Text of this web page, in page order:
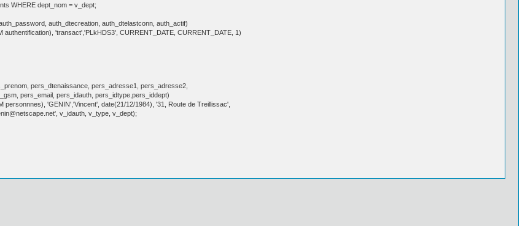
WHERE dept_nom = v_dept;
auth_dtecreation, auth_dtelastconn, auth_actif)
authentification), 'transact','PLkHDS3', CURRENT_DATE, CURRENT_DATE, 1)
pers_dtenaissance, pers_adresse1, pers_adresse2,
pers_email, pers_idauth, pers_idtype,pers_iddept)
personnnes), 'GENIN','Vincent', date(21/12/1984), '31, Route de Treillissac',
v_idauth, v_type, v_dept);